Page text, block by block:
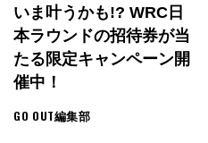
いま叶うかも!? WRC日
本ラウンドの招待券が当
たる限定キャンペーン開
催中！
GO OUT編集部